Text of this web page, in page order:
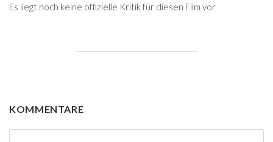
Es liegt noch keine offizielle Kritik für diesen Film vor.
KOMMENTARE